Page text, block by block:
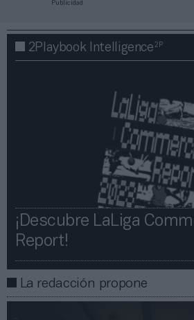
Publicidad
2Playbook Intelligence2P
¡Descubre LaLiga
Report!​​
La redacción propone